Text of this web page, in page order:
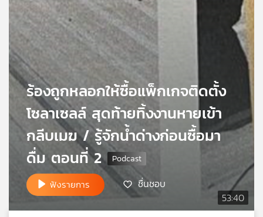
เครือ
ข่าย
วิทยุ
ไทย
พี
บี
เอส
แผนที่
เครือ
53:40
ร้องถูกหลอกให้ซื้อแพ็กเกจติดตั้ง
โซลาเซลล์ สุดท้ายทิ้งงานหายเข้า
กลีบเมฆ / รู้จักน้ำด่างก่อนซื้อมา
ดื่ม ตอนที่ 2
ฟังรายการ ชื่นชอบ